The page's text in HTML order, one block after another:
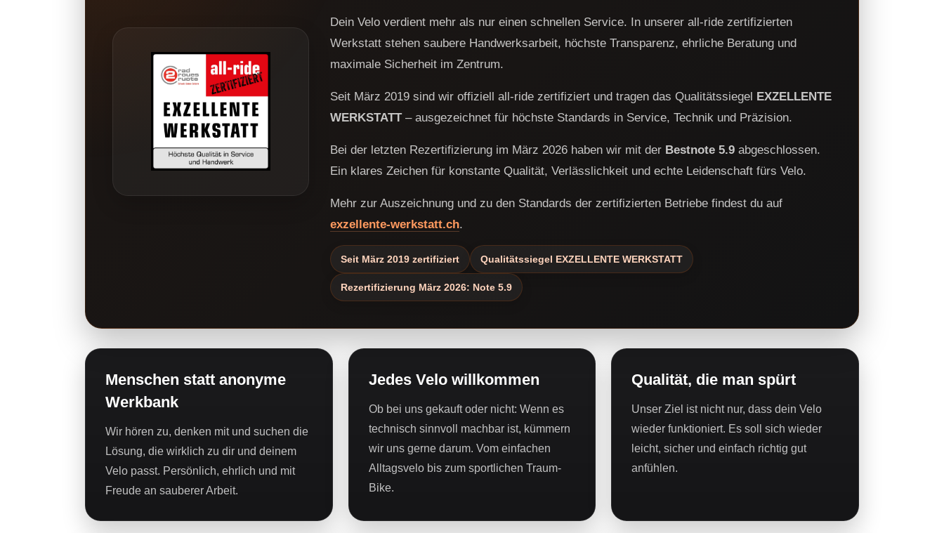
Dein Velo verdient mehr als nur einen schnellen Service. In unserer all-ride zertifizierten
Werkstatt stehen saubere Handwerksarbeit, höchste Transparenz, ehrliche Beratung und
maximale Sicherheit im Zentrum.
Seit März 2019 sind wir offiziell all-ride zertifiziert und tragen das Qualitätssiegel EXZELLENTE
WERKSTATT– ausgezeichnet für höchste Standards in Service, Technik und Präzision.
Bei der letzten Rezertifizierung im März 2026 haben wir mit der Bestnote 5.9abgeschlossen.
Ein klares Zeichen für konstante Qualität, Verlässlichkeit und echte Leidenschaft fürs Velo.
Mehr zur Auszeichnung und zu den Standards der zertifizierten Betriebe findest du auf
exzellente-werkstatt.ch.
Seit März 2019 zertifiziert Qualitätssiegel EXZELLENTE WERKSTATT
Rezertifizierung März 2026: Note 5.9
Menschen statt anonyme
Werkbank
Wir hören zu, denken mit und suchen die
Lösung, die wirklich zu dir und deinem
Velo passt. Persönlich, ehrlich und mit
Freude an sauberer Arbeit.
Jedes Velo willkommen
Ob bei uns gekauft oder nicht: Wenn es
technisch sinnvoll machbar ist, kümmern
wir uns gerne darum. Vom einfachen
Alltagsvelo bis zum sportlichen Traum-
Bike.
Qualität, die man spürt
Unser Ziel ist nicht nur, dass dein Velo
wieder funktioniert. Es soll sich wieder
leicht, sicher und einfach richtig gut
anfühlen.